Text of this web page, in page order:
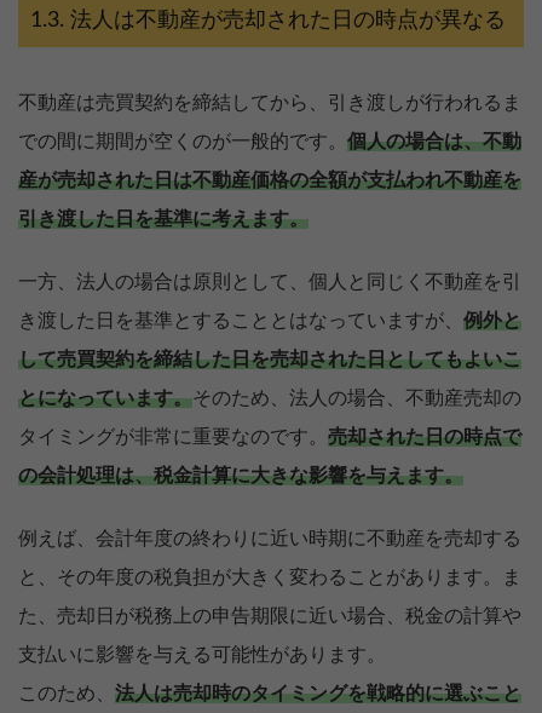
法人は不動産が売却された日の時点が異なる
不動産は売買契約を締結してから、引き渡しが行われるま
での間に期間が空くのが一般的です。 個人の場合は、不動
産が売却された日は不動産価格の全額が支払われ不動産を
引き渡した日を基準に考えます。
一方、法人の場合は原則として、個人と同じく不動産を引
き渡した日を基準とすることとはなっていますが、 例外と
して売買契約を締結した日を売却された日としてもよいこ
とになっています。そのため、法人の場合、不動産売却の
タイミングが非常に重要なのです。 売却された日の時点で
の会計処理は、税金計算に大きな影響を与えます。
例えば、会計年度の終わりに近い時期に不動産を売却する
と、その年度の税負担が大きく変わることがあります。ま
た、売却日が税務上の申告期限に近い場合、税金の計算や
支払いに影響を与える可能性があります。
このため、 法人は売却時のタイミングを戦略的に選ぶこと